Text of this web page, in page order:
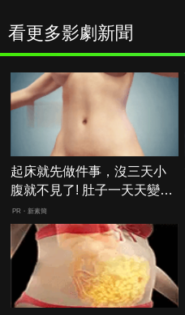
看更多影劇新聞
起床就先做件事，沒三天小
腹就不見了! 肚子一天天變
小！
PR・新素簡